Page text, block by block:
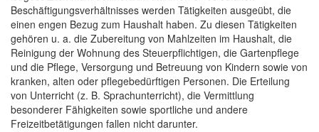
Beschäftigungsverhältnisses werden Tätigkeiten ausgeübt, die
einen engen Bezug zum Haushalt haben. Zu diesen Tätigkeiten
gehören u. a. die Zubereitung von Mahlzeiten im Haushalt, die
Reinigung der Wohnung des Steuerpflichtigen, die Gartenpflege
und die Pflege, Versorgung und Betreuung von Kindern sowie von
kranken, alten oder pflegebedürftigen Personen. Die Erteilung
von Unterricht (z. B. Sprachunterricht), die Vermittlung
besonderer Fähigkeiten sowie sportliche und andere
Freizeitbetätigungen fallen nicht darunter.